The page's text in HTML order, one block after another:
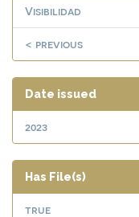
Visibilidad
< previous
Date issued
2023
Has File(s)
true